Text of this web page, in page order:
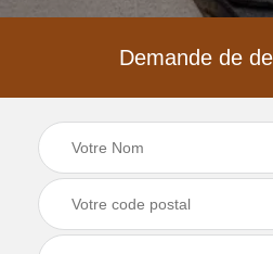
Demande de